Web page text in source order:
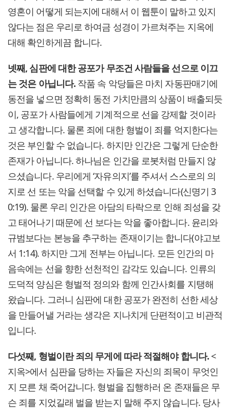
영혼이 어떻게 되는지에 대해서 이 웹툰이 말하고 있지
않다는 점은 우리로 하여금 성경이 가르쳐주는 지옥에
대해 확인하게끔 합니다.
넷째, 심판에 대한 공포가 무조건 사람들을 선으로 이끄
는 것은 아닙니다. 작품 속 악당들은 마치 자동판매기에
동전을 넣으면 정확히 동전 가치만큼의 상품이 배출되듯
이, 공포가 사람들에게 기계적으로 선을 강제할 것이라
고 생각합니다. 물론 죄에 대한 형벌이 죄를 억지한다는
것은 부인할 수 없습니다. 하지만 인간은 그렇게 단순한
존재가 아닙니다. 하나님은 인간을 로봇처럼 만들지 않
으셨습니다. 우리에게 ‘자유의지’를 주셔서 스스로의 의
지로 선 또는 악을 선택할 수 있게 하셨습니다(신명기 3
0:19). 물론 우리 인간은 아담의 타락으로 인해 죄성을 갖
고 태어나기 때문에 선 보다는 악을 좋아합니다. 윤리와
규범보다는 본능을 추구하는 존재이기는 합니다(야고보
서 1:14). 하지만 그게 전부는 아닙니다. 모든 인간의 마
음속에는 선을 향한 선천적인 감각도 있습니다. 인류의
도덕적 양심은 형벌적 정의와 함께 인간사회를 지탱해
왔습니다. 그러니 심판에 대한 공포가 완전히 선한 세상
을 만들어낼 거라는 생각은 지나치게 단편적이고 비관적
입니다.
다섯째, 형벌이란 죄의 무게에 따라 적절해야 합니다.<
지옥>에서 심판을 당하는 자들은 자신의 죄목이 무엇인
지 모른 채 죽어갑니다. 형벌을 집행하러 온 존재들은 무
슨 죄를 지었길래 벌을 받는지 말해 주지 않습니다. 당사